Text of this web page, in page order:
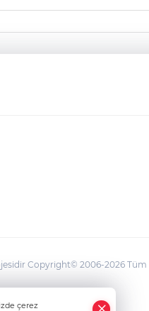
Copyright© 2006-2026 Tüm
çerez